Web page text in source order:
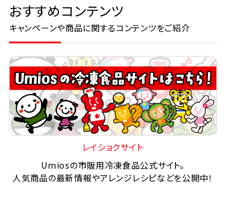
おすすめコンテンツ
キャンペーンや商品に関するコンテンツをご紹介
レイショクサイト
Umiosの市販用冷凍食品公式サイト。
人気商品の最新情報やアレンジレシピなどを公開中！